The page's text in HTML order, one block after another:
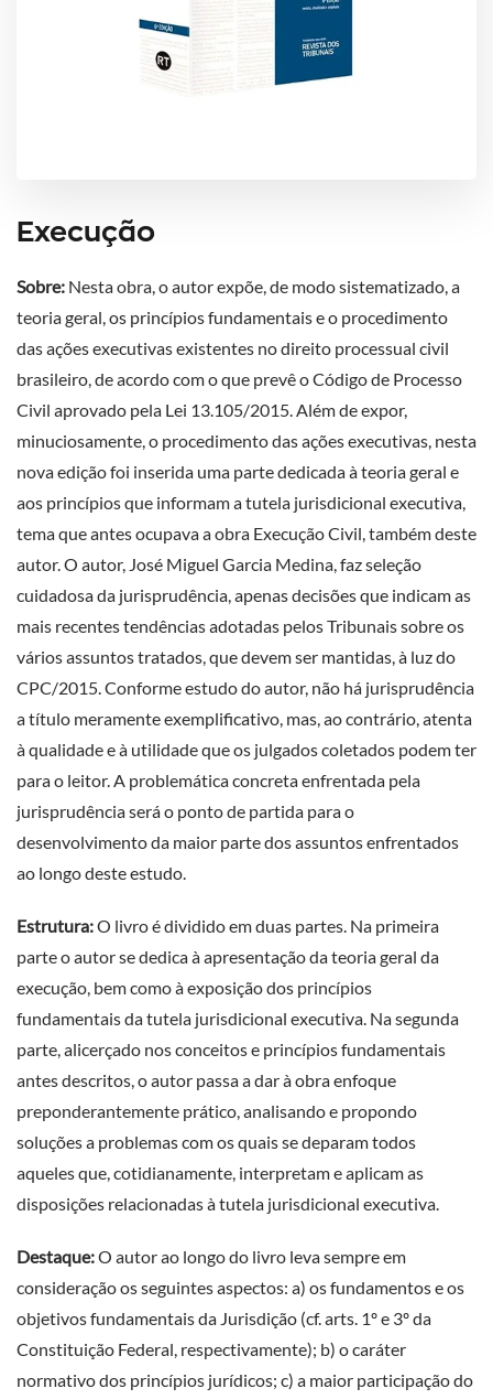
Execução
Sobre: Nesta obra, o autor expõe, de modo sistematizado, a
teoria geral, os princípios fundamentais e o procedimento
das ações executivas existentes no direito processual civil
brasileiro, de acordo com o que prevê o Código de Processo
Civil aprovado pela Lei 13.105/2015. Além de expor,
minuciosamente, o procedimento das ações executivas, nesta
nova edição foi inserida uma parte dedicada à teoria geral e
aos princípios que informam a tutela jurisdicional executiva,
tema que antes ocupava a obra Execução Civil, também deste
autor. O autor, José Miguel Garcia Medina, faz seleção
cuidadosa da jurisprudência, apenas decisões que indicam as
mais recentes tendências adotadas pelos Tribunais sobre os
vários assuntos tratados, que devem ser mantidas, à luz do
CPC/2015. Conforme estudo do autor, não há jurisprudência
a título meramente exemplificativo, mas, ao contrário, atenta
à qualidade e à utilidade que os julgados coletados podem ter
para o leitor. A problemática concreta enfrentada pela
jurisprudência será o ponto de partida para o
desenvolvimento da maior parte dos assuntos enfrentados
ao longo deste estudo.
Estrutura:O livro é dividido em duas partes. Na primeira
parte o autor se dedica à apresentação da teoria geral da
execução, bem como à exposição dos princípios
fundamentais da tutela jurisdicional executiva. Na segunda
parte, alicerçado nos conceitos e princípios fundamentais
antes descritos, o autor passa a dar à obra enfoque
preponderantemente prático, analisando e propondo
soluções a problemas com os quais se deparam todos
aqueles que, cotidianamente, interpretam e aplicam as
disposições relacionadas à tutela jurisdicional executiva.
Destaque:O autor ao longo do livro leva sempre em
consideração os seguintes aspectos: a) os fundamentos e os
objetivos fundamentais da Jurisdição (cf. arts. 1º e 3º da
Constituição Federal, respectivamente); b) o caráter
normativo dos princípios jurídicos; c) a maior participação do